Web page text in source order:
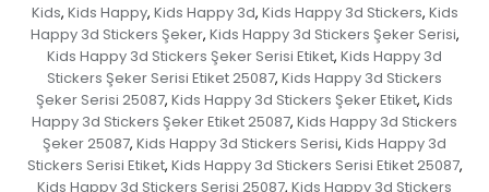
Kids, Kids Happy, Kids Happy 3d, Kids Happy 3d Stickers, Kids
Happy 3d Stickers Şeker, Kids Happy 3d Stickers Şeker Serisi,
Kids Happy 3d Stickers Şeker Serisi Etiket, Kids Happy 3d
Stickers Şeker Serisi Etiket 25087, Kids Happy 3d Stickers
Şeker Serisi 25087, Kids Happy 3d Stickers Şeker Etiket, Kids
Happy 3d Stickers Şeker Etiket 25087, Kids Happy 3d Stickers
Şeker 25087, Kids Happy 3d Stickers Serisi, Kids Happy 3d
Stickers Serisi Etiket, Kids Happy 3d Stickers Serisi Etiket 25087,
Kids Happy 3d Stickers Serisi 25087, Kids Happy 3d Stickers